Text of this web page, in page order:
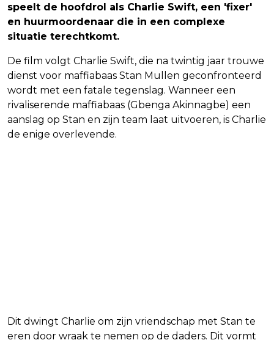
speelt de hoofdrol als Charlie Swift, een 'fixer'
en huurmoordenaar die in een complexe
situatie terechtkomt.
De film volgt Charlie Swift, die na twintig jaar trouwe
dienst voor maffiabaas Stan Mullen geconfronteerd
wordt met een fatale tegenslag. Wanneer een
rivaliserende maffiabaas (Gbenga Akinnagbe) een
aanslag op Stan en zijn team laat uitvoeren, is Charlie
de enige overlevende.
Dit dwingt Charlie om zijn vriendschap met Stan te
eren door wraak te nemen op de daders. Dit vormt